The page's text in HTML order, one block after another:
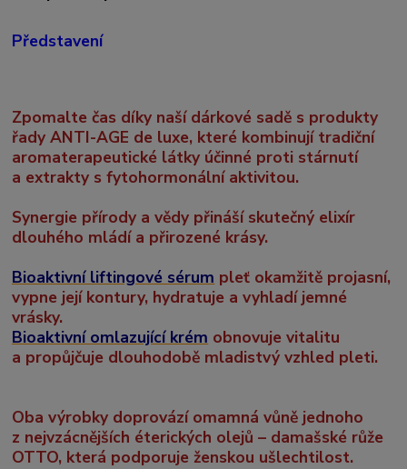
Představení
Zpomalte čas díky naší dárkové sadě s produkty
řady ANTI-AGE de luxe, které kombinují tradiční
aromaterapeutické látky účinné proti stárnutí
a extrakty s fytohormonální aktivitou.
Synergie přírody a vědy přináší skutečný elixír
dlouhého mládí a přirozené krásy.
Bioaktivní liftingové sérum pleť okamžitě projasní,
vypne její kontury, hydratuje a vyhladí jemné
vrásky.
Bioaktivní omlazující krém obnovuje vitalitu
a propůjčuje dlouhodobě mladistvý vzhled pleti.
Oba výrobky doprovází omamná vůně jednoho
z nejvzácnějších éterických olejů – damašské růže
OTTO, která podporuje ženskou ušlechtilost.